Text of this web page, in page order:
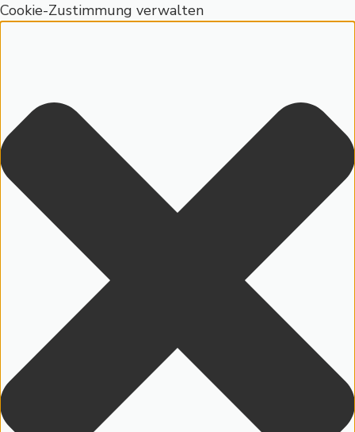
Cookie-Zustimmung verwalten